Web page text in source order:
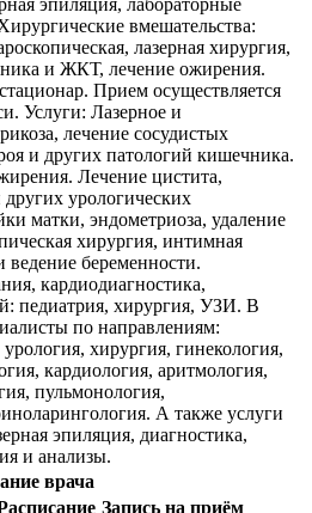
эпиляция, лабораторные
вмешательства:
лазерная хирургия,
и ЖКТ, лечение ожирения.
Прием осуществляется
Услуги: Лазерное и
лечение сосудистых
и других патологий кишечника.
Лечение цистита,
урологических
матки, эндометриоза, удаление
хирургия, интимная
беременности.
кардиодиагностика,
педиатрия, хирургия, УЗИ. В
по направлениям:
хирургия, гинекология,
кардиология, аритмология,
пульмонология,
А также услуги
эпиляция, диагностика,
и анализы.
врача
Запись на приём